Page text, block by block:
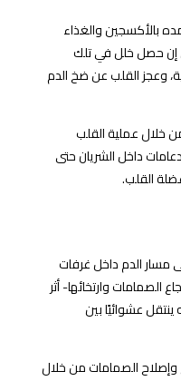
بالأكسجين والغذاء
إن حصل خلل في تلك
وعجز القلب عن ضخ الدم
خلال عملية القلب
داخل الشريان حتى
القلب.
الدم داخل غرفات
الصمامات وارتخائها- أثر
عشوائيًا بين
وإصلاح الصمامات من خلال